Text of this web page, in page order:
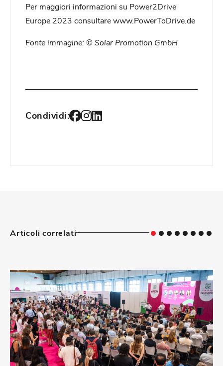
Per maggiori informazioni su Power2Drive
Europe 2023 consultare www.PowerToDrive.de
Fonte immagine: © Solar Promotion GmbH
Condividi:
Articoli correlati